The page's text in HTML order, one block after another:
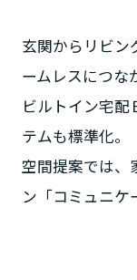
玄関からリビン
ームレスにつな
ビルトイン宅
テムも標準化。
空間提案では、
ン「コミュニケ
脱衣・洗面を
ブルに使うマ
新潟県
山梨県
長野県